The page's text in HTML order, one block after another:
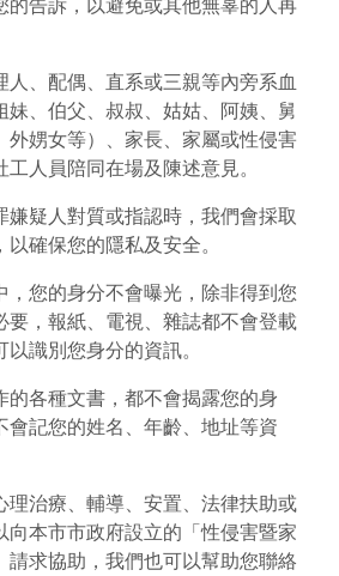
人、配偶、直系或三親等內旁系血
妹、伯父、叔叔、姑姑、阿姨、舅
外娚女等）、家長、家屬或性侵害
人員陪同在場及陳述意見。
嫌疑人對質或指認時，我們會採取
確保您的隱私及安全。
，您的身分不會曝光，除非得到您
要，報紙、電視、雜誌都不會登載
識別您身分的資訊。
的各種文書，都不會揭露您的身
會記您的姓名、年齡、地址等資
理治療、輔導、安置、法律扶助或
向本市市政府設立的「性侵害暨家
請求協助，我們也可以幫助您聯絡